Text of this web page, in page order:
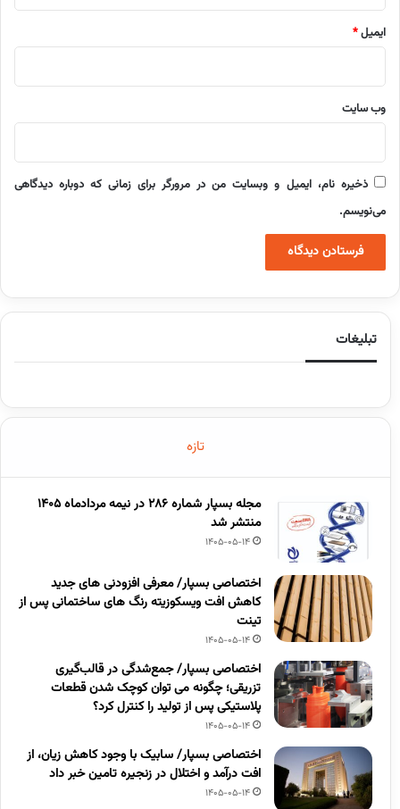
ایمیل*
وب‌ سایت
ذخیره نام، ایمیل و وبسایت من در مرورگر برای زمانی که دوباره دیدگاهی
می‌نویسم.
تبلیغات
تازه
مجله بسپار شماره 286 در نیمه مردادماه 1405
منتشر شد
1405-05-14
اختصاصی بسپار/ معرفی افزودنی های جدید
کاهش افت ویسکوزیته رنگ های ساختمانی پس از
تینت
1405-05-14
اختصاصی بسپار/ جمع‌شدگی در قالب‌گیری
تزریقی؛ چگونه می توان کوچک شدن قطعات
پلاستیکی پس از تولید را کنترل کرد؟
1405-05-14
اختصاصی بسپار/ سابیک با وجود کاهش زیان، از
افت درآمد و اختلال در زنجیره تامین خبر داد
1405-05-14